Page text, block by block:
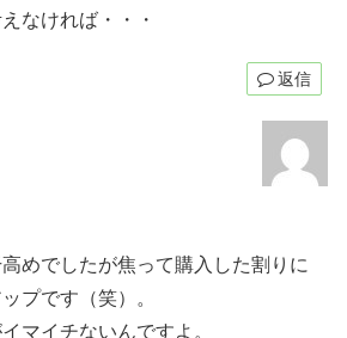
なければ・・・
返信
めでしたが焦って購入した割りに
プです（笑）。
マイチないんですよ。